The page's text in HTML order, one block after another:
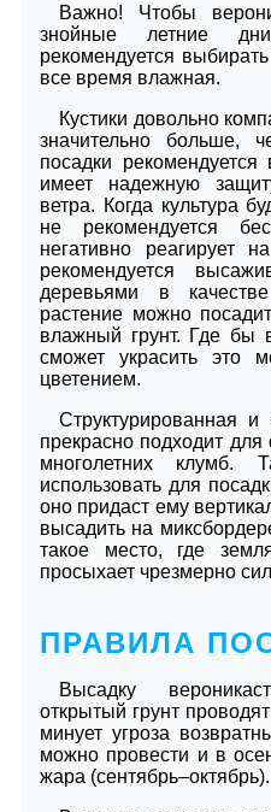
Важно! Чтобы
знойные летние
рекомендуется
все время влажная.
Кустики довольно
значительно больше,
посадки рекомендуется
имеет надежную
ветра. Когда культура
не рекомендуется
негативно реагирует
рекомендуется
деревьями в
растение можно
влажный грунт. Где бы
сможет украсить это
цветением.
Структурированная
прекрасно подходит
многолетних клумб.
использовать для
оно придаст ему
высадить на
такое место, где
просыхает чрезмерно
ПРАВИЛА
Высадку
открытый грунт
минует угроза
можно провести и в
жара (сентябрь–октябрь).